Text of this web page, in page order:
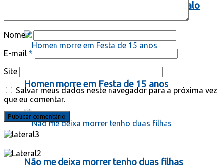
Tentativa de FEMINICIDIO em São Gonçalo
Homen morre em Festa de 15 anos
Não me deixa morrer tenho duas filhas
Nome*
E-mail *
Site
Salvar meus dados neste navegador para a próxima vez
que eu comentar.